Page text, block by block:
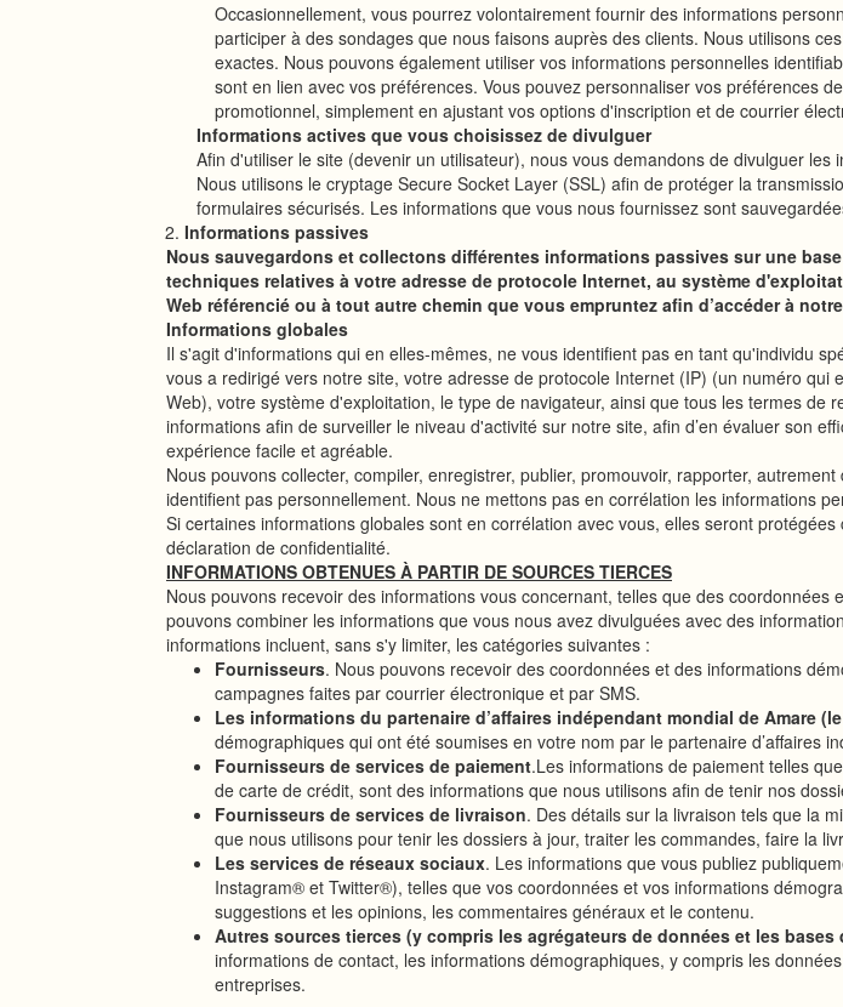
Occasionnellement, vous pourrez volontairement fournir des informations
participer à des sondages que nous faisons auprès des clients. Nous utilisons
exactes. Nous pouvons également utiliser vos informations personnelles
sont en lien avec vos préférences. Vous pouvez personnaliser vos préférences
promotionnel, simplement en ajustant vos options d'inscription et de courrier
Informations actives que vous choisissez de divulguer
Afin d'utiliser le site (devenir un utilisateur), nous vous demandons de divulguer
Nous utilisons le cryptage Secure Socket Layer (SSL) afin de protéger la
formulaires sécurisés. Les informations que vous nous fournissez sont
Informations passives
Nous sauvegardons et collectons différentes informations passives sur une
techniques relatives à votre adresse de protocole Internet, au système
Web référencié ou à tout autre chemin que vous empruntez afin d’accéder à
Informations globales
Il s'agit d'informations qui en elles-mêmes, ne vous identifient pas en tant qu'individu
vous a redirigé vers notre site, votre adresse de protocole Internet (IP) (un numéro
Web), votre système d'exploitation, le type de navigateur, ainsi que tous les termes
informations afin de surveiller le niveau d'activité sur notre site, afin d’en évaluer son
expérience facile et agréable.
Nous pouvons collecter, compiler, enregistrer, publier, promouvoir, rapporter,
identifient pas personnellement. Nous ne mettons pas en corrélation les informations
Si certaines informations globales sont en corrélation avec vous, elles seront
déclaration de confidentialité.
INFORMATIONS OBTENUES À PARTIR DE SOURCES TIERCES
Nous pouvons recevoir des informations vous concernant, telles que des
pouvons combiner les informations que vous nous avez divulguées avec des
informations incluent, sans s'y limiter, les catégories suivantes :
Fournisseurs. Nous pouvons recevoir des coordonnées et des informations
campagnes faites par courrier électronique et par SMS.
Les informations du partenaire d’affaires indépendant mondial de Amare
démographiques qui ont été soumises en votre nom par le partenaire d’affaires
Fournisseurs de services de paiement.Les informations de paiement telles
de carte de crédit, sont des informations que nous utilisons afin de tenir nos
Fournisseurs de services de livraison. Des détails sur la livraison tels que la
que nous utilisons pour tenir les dossiers à jour, traiter les commandes, faire la
Les services de réseaux sociaux. Les informations que vous publiez
Instagram® et Twitter®), telles que vos coordonnées et vos informations
suggestions et les opinions, les commentaires généraux et le contenu.
Autres sources tierces (y compris les agrégateurs de données et les
informations de contact, les informations démographiques, y compris les
entreprises.